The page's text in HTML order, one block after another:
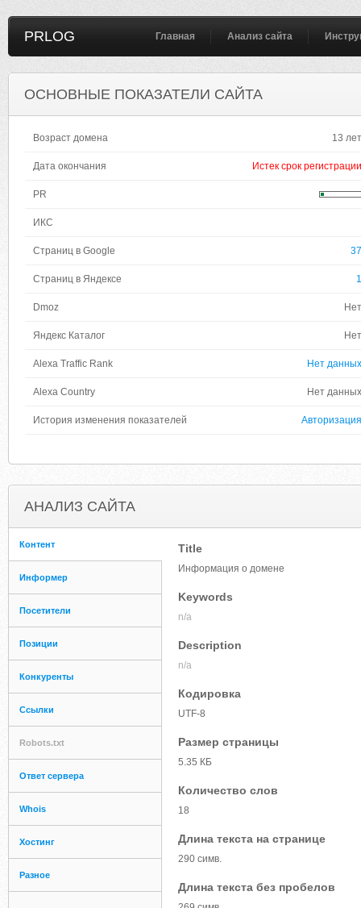
PRLOG Главная Анализ сайта
ОСНОВНЫЕ ПОКАЗАТЕЛИ САЙТА
Возраст домена 13 лет
Дата окончания Истек срок регистрации
PR
ИКС
Страниц в Google 37
Страниц в Яндексе 1
Dmoz Нет
Яндекс Каталог Нет
Alexa Traffic Rank Нет данных
Alexa Country Нет данных
История изменения показателей Авторизация
АНАЛИЗ САЙТА
Контент
Информер
Посетители
Позиции
Конкуренты
Ссылки
Robots.txt
Ответ сервера
Whois
Хостинг
Разное
Title
Информация о домене
Keywords
n/a
Description
n/a
Кодировка
UTF-8
Размер страницы
5.35 КБ
Количество слов
18
Длина текста на странице
290 симв.
Длина текста без пробелов